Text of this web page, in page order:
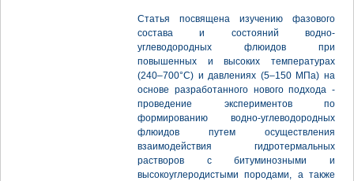
Статья посвящена изучению фазового
состава и состояний водно-
углеводородных флюидов при
повышенных и высоких температурах
(240–700°С) и давлениях (5–150 МПа) на
основе разработанного нового подхода -
проведение экспериментов по
формированию водно-углеводородных
флюидов путем осуществления
взаимодействия гидротермальных
растворов с битуминозными и
высокоуглеродистыми породами, а также